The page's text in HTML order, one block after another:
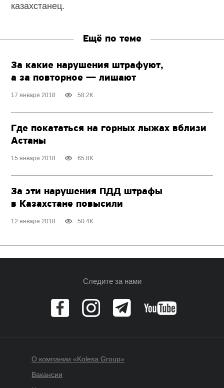
казахстанец.
Ещё по теме
За какие нарушения штрафуют,
а за повторное — лишают
17 января 2018 58.2K
Где покататься на горных лыжах вблизи
Астаны
15 января 2018 65.8K
За эти нарушения ПДД штрафы
в Казахстане повысили
12 января 2018 50.4K
Следите за нами
О компании «Kolesa Group»
Вакансии